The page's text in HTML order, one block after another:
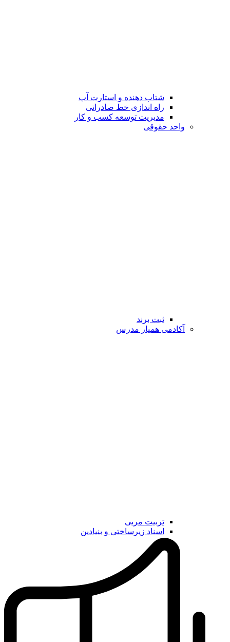
شتاب دهنده و استارت آپ
راه اندازی خط صادراتی
مدیریت توسعه کسب و کار
واحد حقوقی
ثبت برند
آکادمی همیار مدرس
تربیت مربی
اسناد زیرساختی و بنیادین